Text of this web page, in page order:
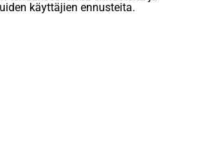
käyttäjien ennusteita.